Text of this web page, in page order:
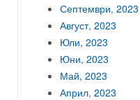
Септември, 2023
Август, 2023
Юли, 2023
Юни, 2023
Май, 2023
Април, 2023